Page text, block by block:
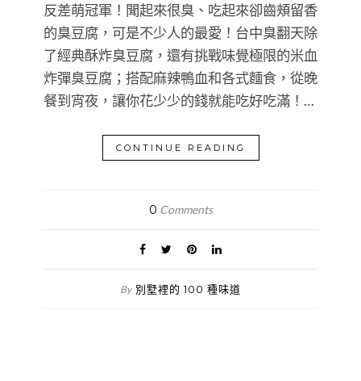
反差萌冠軍！聞起來很臭、吃起來卻齒頰留香
的臭豆腐，可是不少人的最愛！台中臭翻天除
了經典酥炸臭豆腐，還有挑戰味覺極限的米血
炸彈臭豆腐；搭配麻辣鴨血和各式麵食，從晚
餐到宵夜，讓你花少少的錢就能吃好吃滿！…
CONTINUE READING
0 Comments
By 別墅裡的 100 種味道